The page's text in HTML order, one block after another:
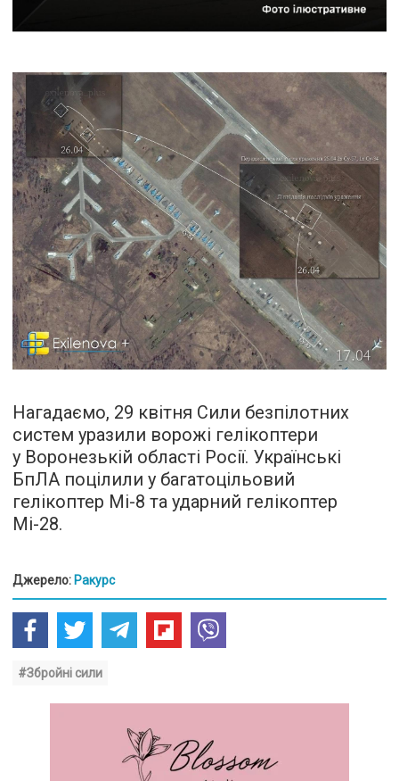
Нагадаємо, 29 квітня Сили безпілотних
систем уразили ворожі гелікоптери
у Воронезькій області Росії. Українські
БпЛА поцілили у багатоцільовий
гелікоптер Мі-8 та ударний гелікоптер
Мі-28.
Джерело: Ракурс
#Збройні сили